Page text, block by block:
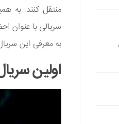
منتقل کنند. به
سریالی با عنوان
به معرفی این
اولین